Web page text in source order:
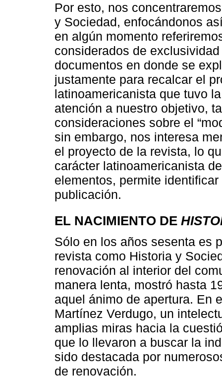
Por esto, nos
y Sociedad, enfocándonos
en algún momento
considerados de
documentos en donde se
justamente para recalcar el
latinoamericanista que tuvo
atención a nuestro objetivo,
consideraciones sobre el
sin embargo, nos interesa
el proyecto de la revista, lo
carácter latinoamericanista
elementos, permite
publicación.
EL NACIMIENTO DE
Sólo en los años sesenta es
revista como Historia y
renovación al interior del
manera lenta, mostró hasta
aquel ánimo de apertura. En
Martínez Verdugo, un
amplias miras hacia la
que lo llevaron a buscar la
sido destacada por
de renovación.